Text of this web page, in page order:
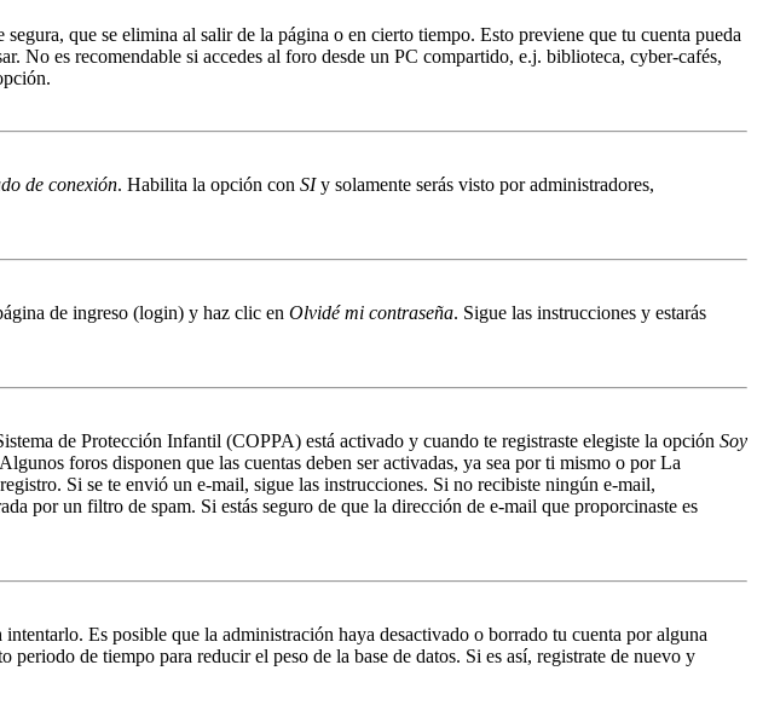
que se elimina al salir de la página o en cierto tiempo. Esto previene que tu cuenta pueda
No es recomendable si accedes al foro desde un PC compartido, e.j. biblioteca, cyber-cafés,
de conexión. Habilita la opción con SIy solamente serás visto por administradores,
de ingreso (login) y haz clic en Olvidé mi contraseña. Sigue las instrucciones y estarás
de Protección Infantil (COPPA) está activado y cuando te registraste elegiste la opción Soy
foros disponen que las cuentas deben ser activadas, ya sea por ti mismo o por La
Si se te envió un e-mail, sigue las instrucciones. Si no recibiste ningún e-mail,
por un filtro de spam. Si estás seguro de que la dirección de e-mail que proporcinaste es
Es posible que la administración haya desactivado o borrado tu cuenta por alguna
de tiempo para reducir el peso de la base de datos. Si es así, registrate de nuevo y